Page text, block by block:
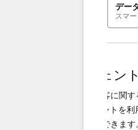
デー
スマ
データエージェント
調査や分析を行い、顧客に関する回
供するAI搭載エージェントを利用す
ータ運用の規模を拡大できます。も